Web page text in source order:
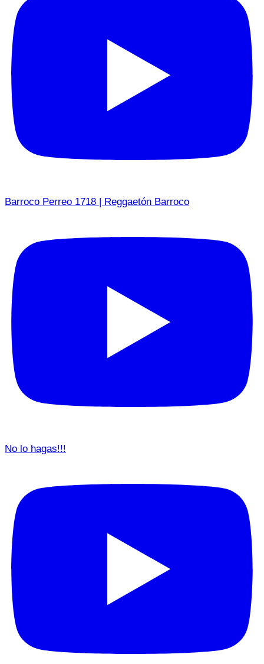
Barroco Perreo 1718 | Reggaetón Barroco
No lo hagas!!!